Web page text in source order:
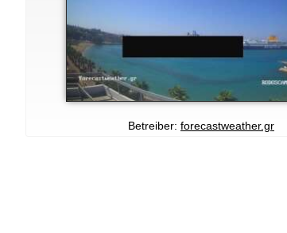
Betreiber: forecastweather.gr